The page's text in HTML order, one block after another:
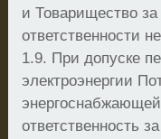
и Товарищество
ответственности
1.9. При допуске
электроэнергии
ответственность